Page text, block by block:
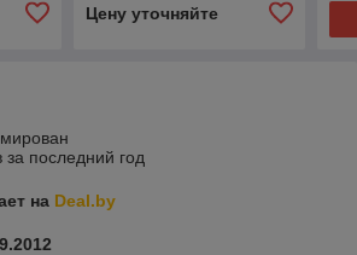
Цену уточняйте
последний год
на Deal.by